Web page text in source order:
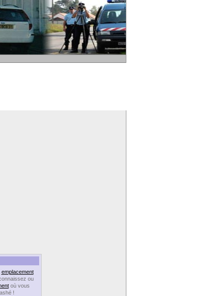
emplacement
ou
où vous
!